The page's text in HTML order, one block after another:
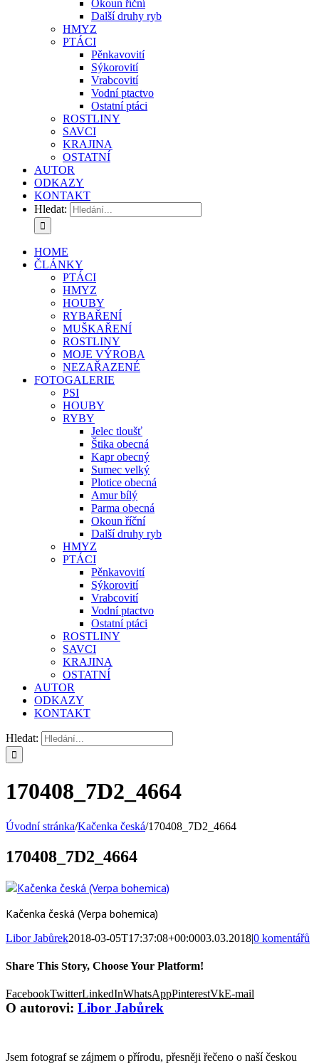
Okoun říční
Další druhy ryb
HMYZ
PTÁCI
Pěnkavovití
Sýkorovití
Vrabcovití
Vodní ptactvo
Ostatní ptáci
ROSTLINY
SAVCI
KRAJINA
OSTATNÍ
AUTOR
ODKAZY
KONTAKT
Hledat:
HOME
ČLÁNKY
PTÁCI
HMYZ
HOUBY
RYBAŘENÍ
MUŠKAŘENÍ
ROSTLINY
MOJE VÝROBA
NEZAŘAZENÉ
FOTOGALERIE
PSI
HOUBY
RYBY
Jelec tloušť
Štika obecná
Kapr obecný
Sumec velký
Plotice obecná
Amur bílý
Parma obecná
Okoun říční
Další druhy ryb
HMYZ
PTÁCI
Pěnkavovití
Sýkorovití
Vrabcovití
Vodní ptactvo
Ostatní ptáci
ROSTLINY
SAVCI
KRAJINA
OSTATNÍ
AUTOR
ODKAZY
KONTAKT
Hledat:
170408_7D2_4664
Úvodní stránka/Kačenka česká/170408_7D2_4664
170408_7D2_4664
Kačenka česká (Verpa bohemica)
Libor Jabůrek2018-03-05T17:37:08+00:0003.03.2018|0 komentářů
Share This Story, Choose Your Platform!
FacebookTwitterLinkedInWhatsAppPinterestVkE-mail
O autorovi: Libor Jabůrek
Jsem fotograf se zájmem o přírodu, přesněji řečeno o naší českou